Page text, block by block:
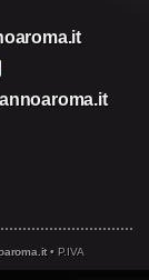
• P.IVA